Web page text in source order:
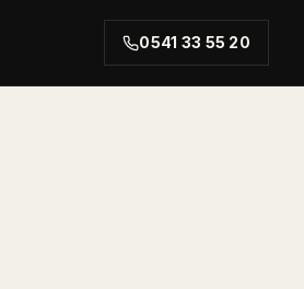
0541 33 55 20